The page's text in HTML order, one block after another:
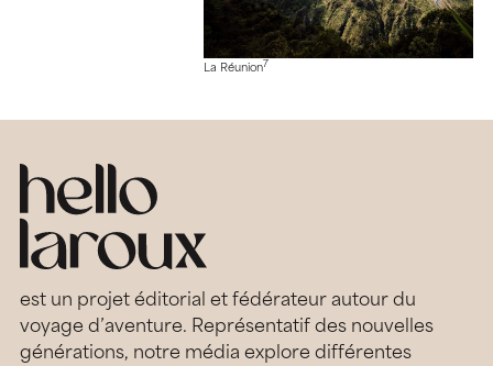
La Réunion7
est un projet éditorial et fédérateur autour du
voyage d’aventure. Représentatif des nouvelles
générations, notre média explore différentes